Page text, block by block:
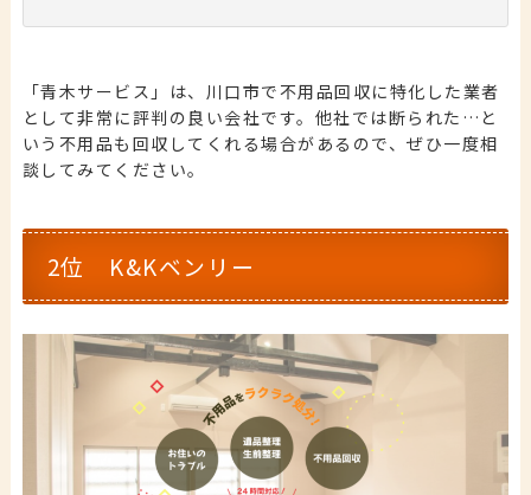
「青木サービス」は、川口市で不用品回収に特化した業者
として非常に評判の良い会社です。他社では断られた…と
いう不用品も回収してくれる場合があるので、ぜひ一度相
談してみてください。
2位 K&Kベンリー